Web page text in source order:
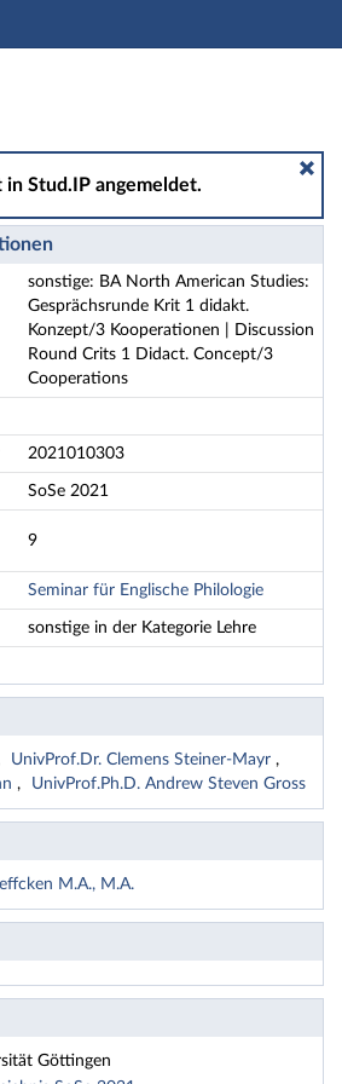
Hauptnavigation
Studies:
in Stud.IP angemeldet.
sonstige: BA North American Studies:
Gesprächsrunde Krit 1 didakt.
Konzept/3 Kooperationen | Discussion
Round Crits 1 Didact. Concept/3
Cooperations
2021010303
SoSe 2021
9
Seminar für Englische Philologie
sonstige in der Kategorie Lehre
UnivProf.Dr. Clemens Steiner-Mayr
UnivProf.Ph.D. Andrew Steven Gross
M.A., M.A.
Göttingen